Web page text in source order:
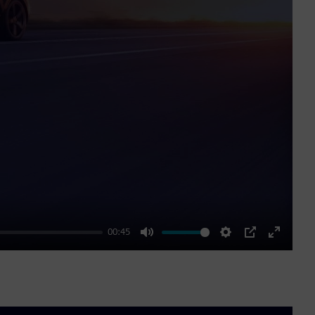
00:45
Mute Settings
PIP
Enter